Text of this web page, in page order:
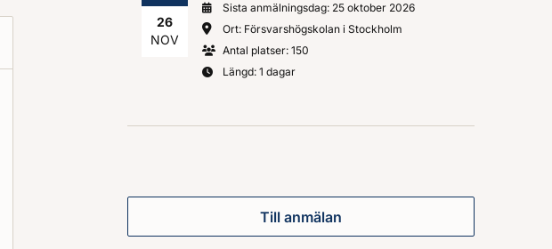
26
NOV
Sista anmälningsdag: 25 oktober 2026
Ort: Försvarshögskolan i Stockholm
Antal platser: 150
Längd: 1 dagar
Till anmälan